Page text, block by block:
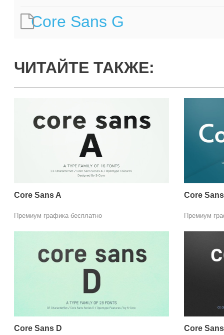
Core Sans G
ЧИТАЙТЕ ТАКЖЕ:
Core Sans A
Премиум графика бесплатно
Core
Премиум
Core Sans D Core